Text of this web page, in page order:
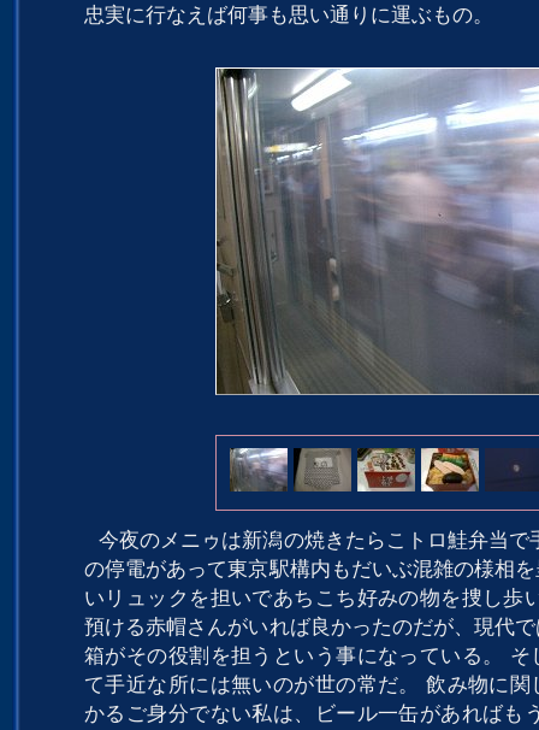
忠実に行なえば何事も思い通りに運ぶもの。
今夜のメニゥは新潟の焼きたらこトロ鮭弁当
の停電があって東京駅構内もだいぶ混雑の様相
いリュックを担いであちこち好みの物を捜し歩
預ける赤帽さんがいれば良かったのだが、現代
箱がその役割を担うという事になっている。
て手近な所には無いのが世の常だ。 飲み物に
かるご身分でない私は、ビール一缶があればも